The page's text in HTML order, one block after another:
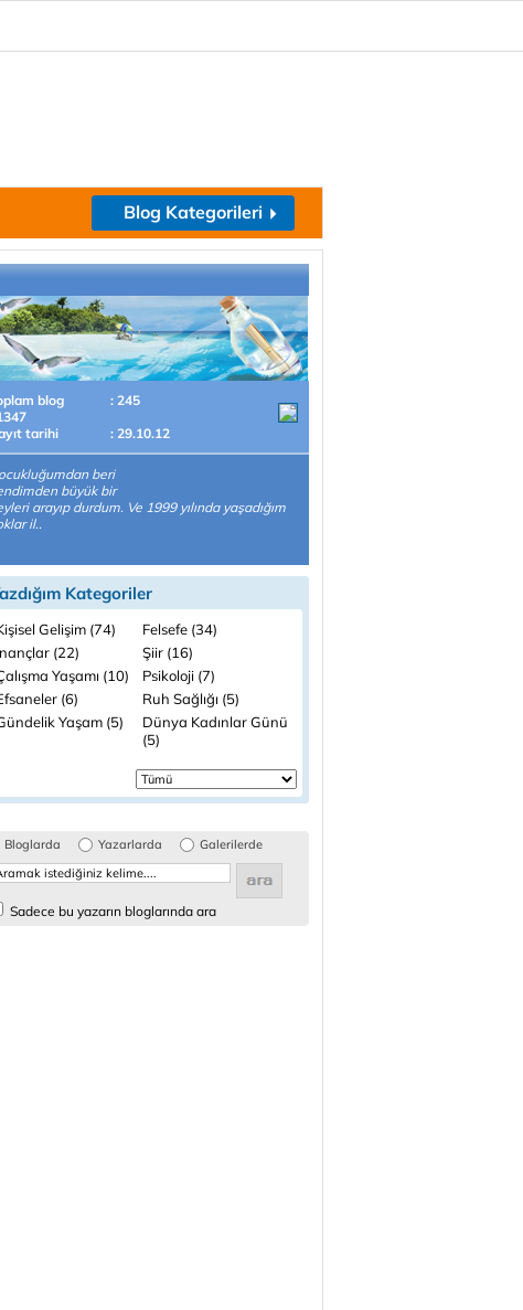
Blog Kategorileri
blog
: 245
tarihi
: 29.10.12
beri
büyük bir
arayıp durdum. Ve 1999 yılında yaşadığım
il..
Kategoriler
Gelişim (74)
Felsefe (34)
(22)
Şiir (16)
Yaşamı (10)
Psikoloji (7)
(6)
Ruh Sağlığı (5)
Yaşam (5)
Dünya Kadınlar Günü
(5)
Bloglarda Yazarlarda Galerilerde
Sadece bu yazarın bloglarında ara